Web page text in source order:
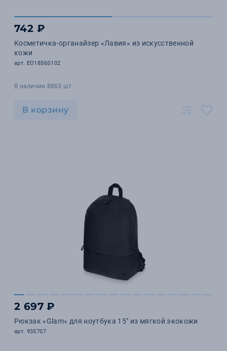
742 ₽
Косметичка-органайзер «Лавия» из искусственной
кожи
арт. EO1856S102
В наличии 8863 шт.
В корзину
2 697 ₽
Рюкзак «Glam» для ноутбука 15" из мягкой экокожи
арт. 935707